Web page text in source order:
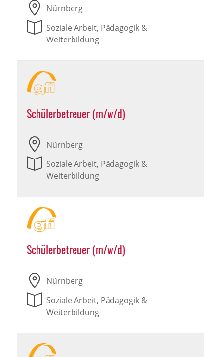
Nürnberg
Soziale Arbeit, Pädagogik &
Weiterbildung
Schülerbetreuer (m/w/d)
Nürnberg
Soziale Arbeit, Pädagogik &
Weiterbildung
Schülerbetreuer (m/w/d)
Nürnberg
Soziale Arbeit, Pädagogik &
Weiterbildung